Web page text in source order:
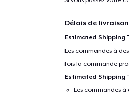
Délais de
Estimated Shipping
Les commandes à
fois la commande
Estimated Shipping
Les commandes à